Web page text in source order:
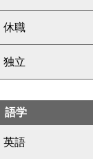
休職
独立
語学
英語